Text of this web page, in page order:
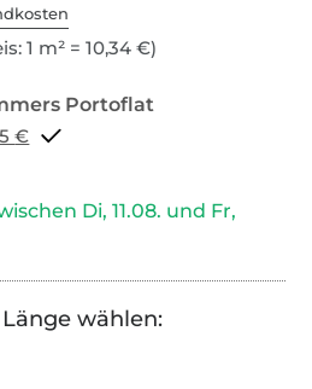
1 m² = 10,34 €)
Portoflat schon ab 9,95 €
Di, 11.08. und Fr,
wählen: